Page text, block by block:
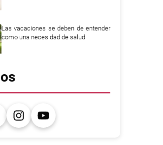
Las vacaciones se deben de entender
como una necesidad de salud